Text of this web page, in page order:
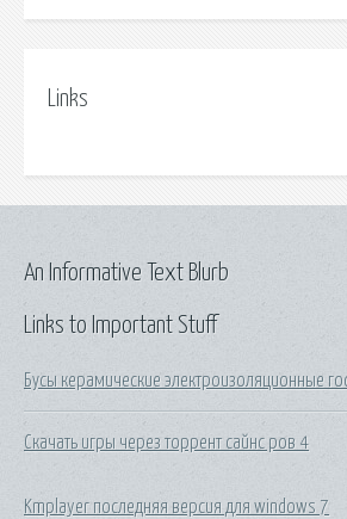
Links
Links to Important Stuff
Бусы керамические электроизоляционные
Скачать игры через торрент сайнс ров 4
Kmplayer последняя версия для windows 7
An Informative Text Blurb